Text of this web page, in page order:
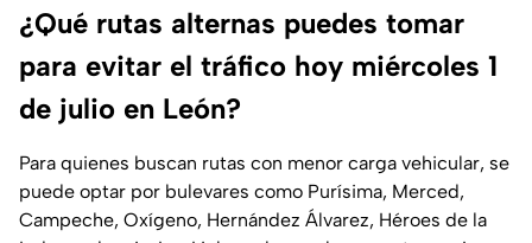
¿Qué rutas alternas puedes tomar
para evitar el tráfico hoy miércoles 1
de julio en León?
Para quienes buscan rutas con menor carga vehicular, se
puede optar por bulevares como Purísima, Merced,
Campeche, Oxígeno, Hernández Álvarez, Héroes de la